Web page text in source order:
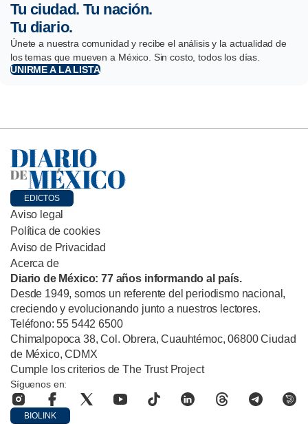
Tu ciudad. Tu nación.
Tu diario.
Únete a nuestra comunidad y recibe el análisis y la actualidad de
los temas que mueven a México. Sin costo, todos los días.
UNIRME A LA LISTA
EDICTOS
Aviso legal
Política de cookies
Aviso de Privacidad
Acerca de
Diario de México: 77 años informando al país.
Desde 1949, somos un referente del periodismo nacional,
creciendo y evolucionando junto a nuestros lectores.
Teléfono: 55 5442 6500
Chimalpopoca 38, Col. Obrera, Cuauhtémoc, 06800 Ciudad
de México, CDMX
Cumple los criterios de The Trust Project
Síguenos en:
BIOLINK